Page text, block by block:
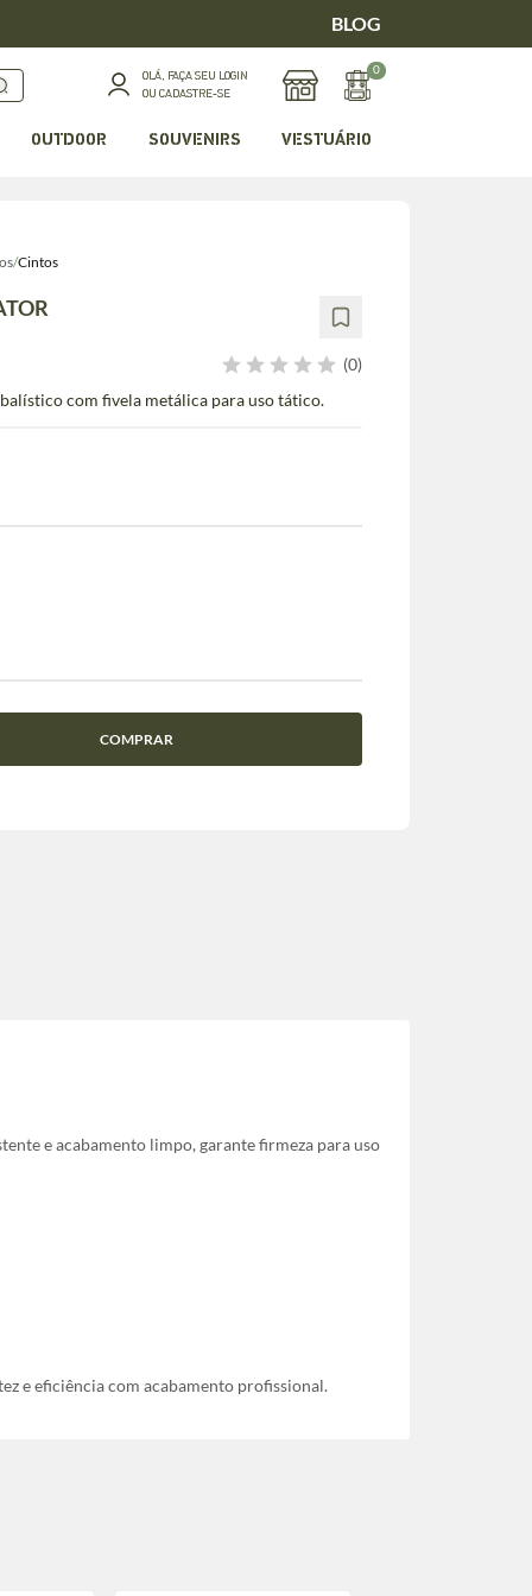
BLOG
OLÁ, FAÇA SEU LOGIN
OU CADASTRE-SE
0
OUTDOOR SOUVENIRS VESTUÁRIO
/Cintos
(0)
com fivela metálica para uso tático.
COMPRAR
e acabamento limpo, garante firmeza para uso
e eficiência com acabamento profissional.